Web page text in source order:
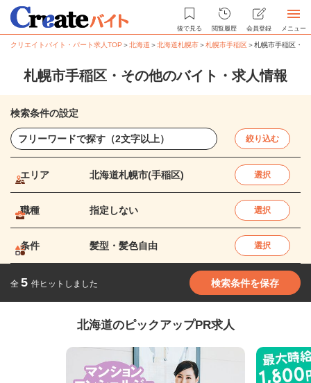
後で見る 閲覧履歴 会員登録 メニュー
クリエイトバイト・パート求人TOP ＞北海道 ＞北海道札幌市＞札幌市手稲区＞札幌市手稲区・
札幌市手稲区・その他のバイト・求人情報
検索条件の設定
絞り込む
エリア 北海道札幌市(手稲区) 選択
職種 指定しない 選択
条件 髪型・髪色自由 選択
全 5 件ヒットしました 検索条件を保存
北海道のピックアップPR求人